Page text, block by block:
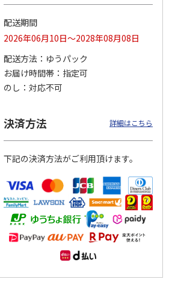
ふわっとフタタイト
ランチボックス角型
パペットスンスン
1,485円
(送料別・税込)
4,510円
(送料別・税込)
配送期間
2026年06月10日～2028年08月08日
配送方法
ゆうパック
お届け時間帯
指定可
のし
対応不可
決済方法 詳細はこちら
下記の決済方法がご利用頂けます。